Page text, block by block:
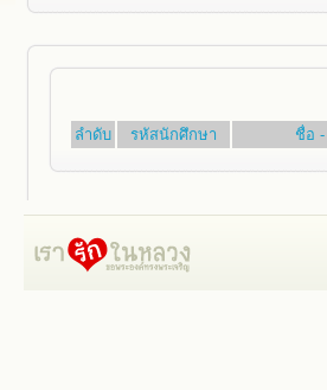
ลำดับ รหัสนักศึกษา ชื่อ